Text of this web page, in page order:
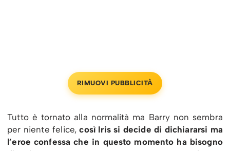
RIMUOVI PUBBLICITÀ
Tutto è tornato alla normalità ma Barry non sembra
per niente felice,così Iris si decide di dichiararsi ma
l’eroe confessa che in questo momento ha bisogno